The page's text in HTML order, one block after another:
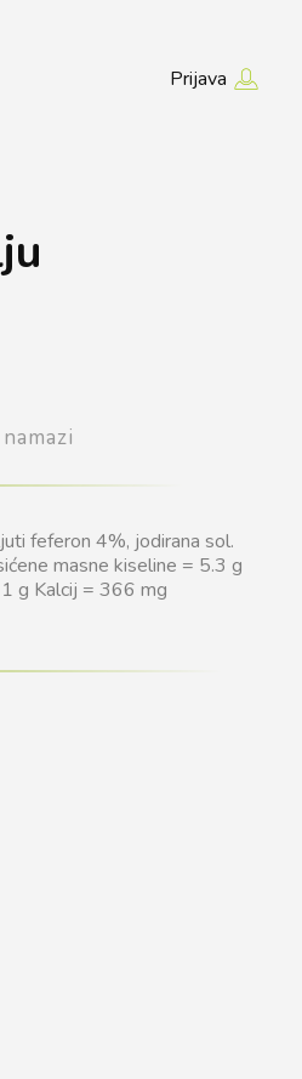
Prijava
feferon 4%, jodirana sol.
masne kiseline = 5.3 g
g Kalcij = 366 mg